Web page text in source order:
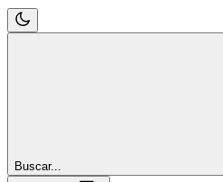
Buscar...